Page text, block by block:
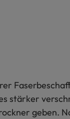
stärker
geben.